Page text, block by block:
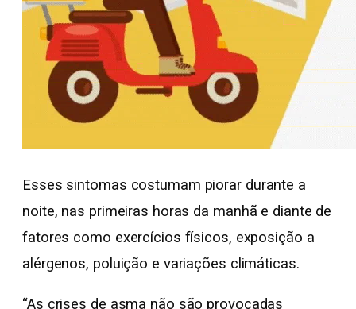
Esses sintomas costumam piorar durante a
noite, nas primeiras horas da manhã e diante de
fatores como exercícios físicos, exposição a
alérgenos, poluição e variações climáticas.
“As crises de asma não são provocadas